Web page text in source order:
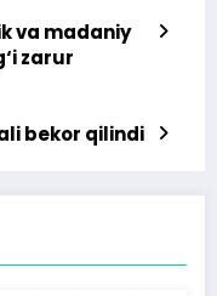
va madaniy
zarur
bekor qilindi